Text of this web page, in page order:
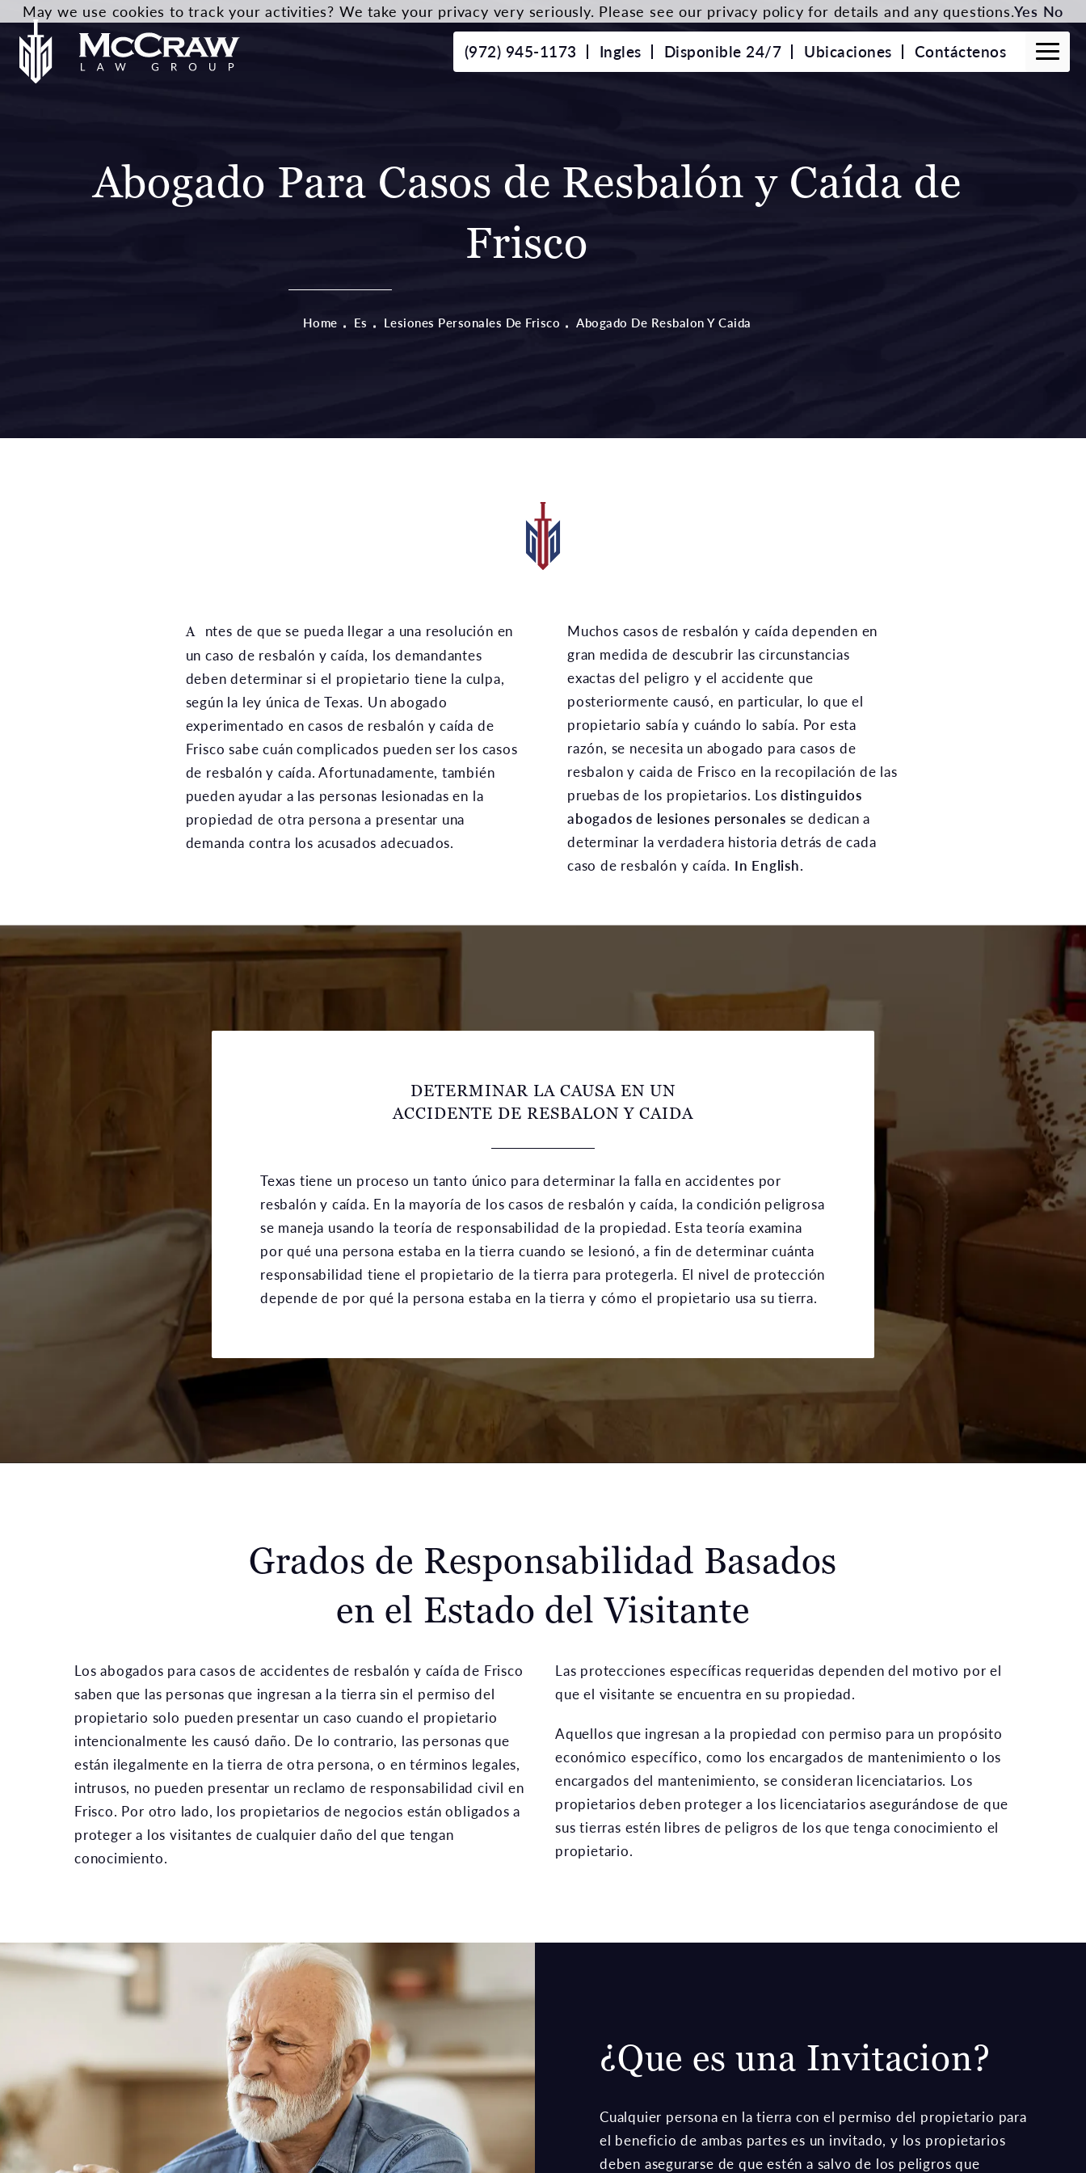
(972) 945-1173 Ingles Disponible 24/7 Ubicaciones Contáctenos
Abogado Para Casos de Resbalón y Caída de
Frisco
Home Es Lesiones Personales De Frisco Abogado De Resbalon Y Caida
Antes de que se pueda llegar a una resolución en
un caso de resbalón y caída, los demandantes
deben determinar si el propietario tiene la culpa,
según la ley única de Texas. Un abogado
experimentado en casos de resbalón y caída de
Frisco sabe cuán complicados pueden ser los casos
de resbalón y caída. Afortunadamente, también
pueden ayudar a las personas lesionadas en la
propiedad de otra persona a presentar una
demanda contra los acusados adecuados.
Muchos casos de resbalón y caída dependen en
gran medida de descubrir las circunstancias
exactas del peligro y el accidente que
posteriormente causó, en particular, lo que el
propietario sabía y cuándo lo sabía. Por esta
razón, se necesita un abogado para casos de
resbalon y caida de Frisco en la recopilación de las
pruebas de los propietarios. Losdistinguidos
abogados de lesiones personales se dedican a
determinar la verdadera historia detrás de cada
caso de resbalón y caída. In English.
DETERMINAR LA CAUSA EN UN
ACCIDENTE DE RESBALON Y CAIDA
Texas tiene un proceso un tanto único para determinar la falla en accidentes por
resbalón y caída. En la mayoría de los casos de resbalón y caída, la condición peligrosa
se maneja usando la teoría de responsabilidad de la propiedad. Esta teoría examina
por qué una persona estaba en la tierra cuando se lesionó, a fin de determinar cuánta
responsabilidad tiene el propietario de la tierra para protegerla. El nivel de protección
depende de por qué la persona estaba en la tierra y cómo el propietario usa su tierra.
Grados de Responsabilidad Basados
en el Estado del Visitante
Los abogados para casos de accidentes de resbalón y caída de Frisco
saben que las personas que ingresan a la tierra sin el permiso del
propietario solo pueden presentar un caso cuando el propietario
intencionalmente les causó daño. De lo contrario, las personas que
están ilegalmente en la tierra de otra persona, o en términos legales,
intrusos, no pueden presentar un reclamo de responsabilidad civil en
Frisco. Por otro lado, los propietarios de negocios están obligados a
proteger a los visitantes de cualquier daño del que tengan
conocimiento.
Las protecciones específicas requeridas dependen del motivo por el
que el visitante se encuentra en su propiedad.
Aquellos que ingresan a la propiedad con permiso para un propósito
económico específico, como los encargados de mantenimiento o los
encargados del mantenimiento, se consideran licenciatarios. Los
propietarios deben proteger a los licenciatarios asegurándose de que
sus tierras estén libres de peligros de los que tenga conocimiento el
propietario.
¿Que es una Invitacion?
Cualquier persona en la tierra con el permiso del propietario para
el beneficio de ambas partes es un invitado, y los propietarios
deben asegurarse de que estén a salvo de los peligros que
May we use cookies to track your activities? We take your privacy very seriously. Please see our privacy policy for details and any questions.Yes No